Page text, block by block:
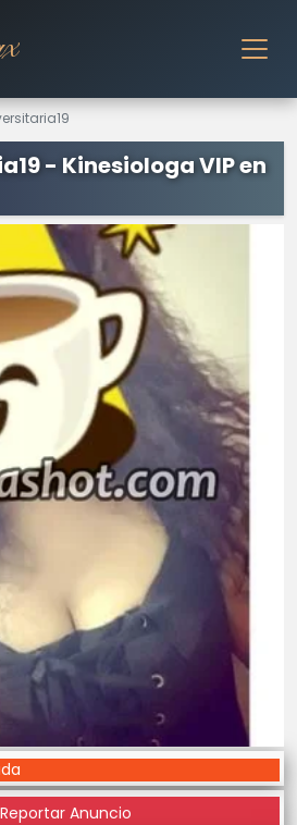
- Kinesiologa VIP en
Anuncio